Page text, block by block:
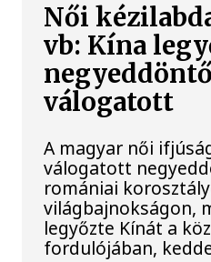
Női
vb: Kína
válogatott
A magyar női
válogatott
romániai
világbajnokságon,
legyőzte Kínát a
fordulójában,